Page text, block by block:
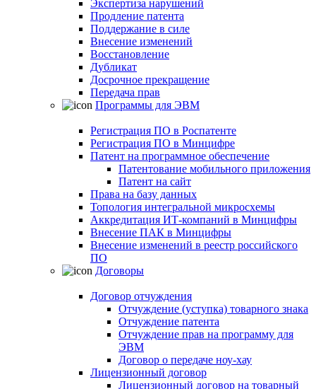
Экспертиза нарушений
Продление патента
Поддержание в силе
Внесение изменений
Восстановление
Дубликат
Досрочное прекращение
Передача прав
Программы для ЭВМ
Регистрация ПО в Роспатенте
Регистрация ПО в Минцифре
Патент на программное обеспечение
Патентование мобильного приложения
Патент на сайт
Права на базу данных
Топология интегральной микросхемы
Аккредитация ИТ-компаний в Минцифры
Внесение ПАК в Минцифры
Внесение изменений в реестр российского
ПО
Договоры
Договор отчуждения
Отчуждение (уступка) товарного знака
Отчуждение патента
Отчуждение прав на программу для
ЭВМ
Договор о передаче ноу-хау
Лицензионный договор
Лицензионный договор на товарный